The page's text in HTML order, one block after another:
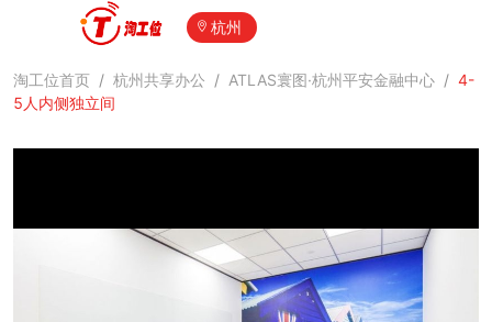
杭州
淘工位首页 / 杭州共享办公 / ATLAS寰图·杭州平安金融中心 / 4-
5人内侧独立间